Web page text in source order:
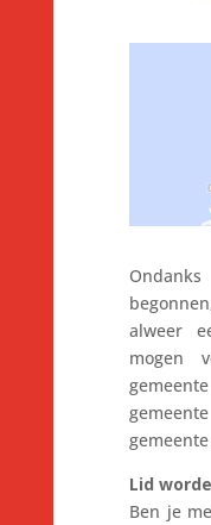
alweer
mogen
Lid
Ben je